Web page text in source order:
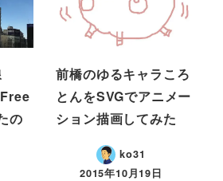
の
前橋のゆるキャラころ
とんをSVGでアニメー
ション描画してみた
ko31
2015年10月19日